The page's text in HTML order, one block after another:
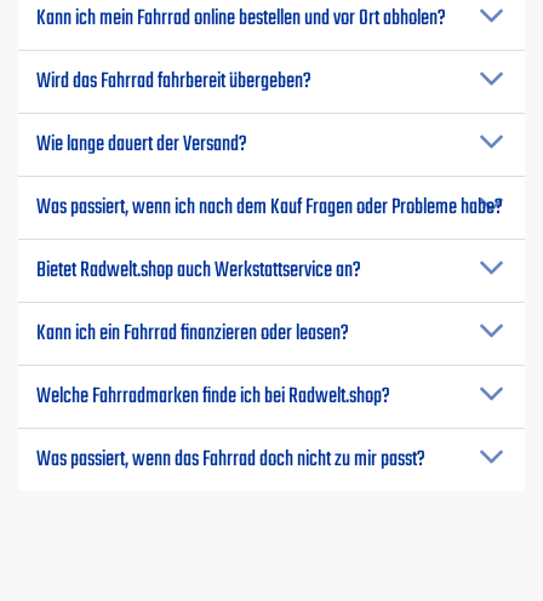
Kann ich mein Fahrrad online bestellen und vor Ort abholen?
Wird das Fahrrad fahrbereit übergeben?
Wie lange dauert der Versand?
Was passiert, wenn ich nach dem Kauf Fragen oder Probleme habe?
Bietet Radwelt.shop auch Werkstattservice an?
Kann ich ein Fahrrad finanzieren oder leasen?
Welche Fahrradmarken finde ich bei Radwelt.shop?
Was passiert, wenn das Fahrrad doch nicht zu mir passt?